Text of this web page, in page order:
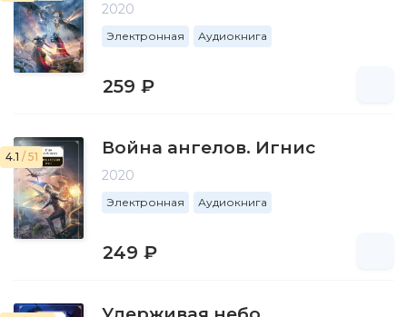
2020
Электронная Аудиокнига
259 ₽
4.1 / 51 Война ангелов. Игнис
2020
Электронная Аудиокнига
249 ₽